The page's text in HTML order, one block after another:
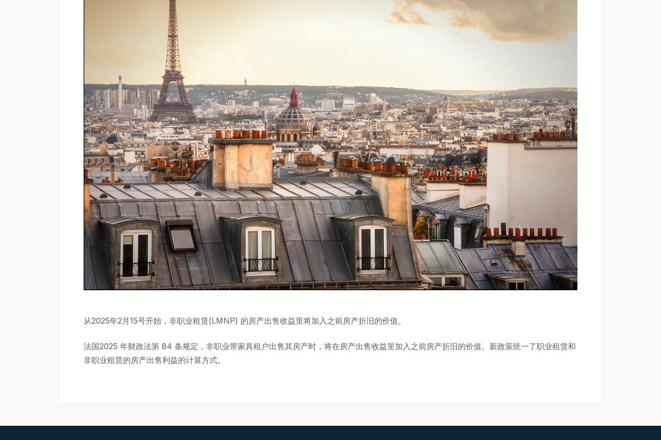
从2025年2月15号开始，非职业租赁(LMNP) 的房产出售收益里将加入之前房产折旧的价值。
法国2025 年财政法第 84 条规定，非职业带家具租户出售其房产时，将在房产出售收益里加入之前房产折旧的价值。新政策统一了职业租赁和
非职业租赁的房产出售利益的计算方式。